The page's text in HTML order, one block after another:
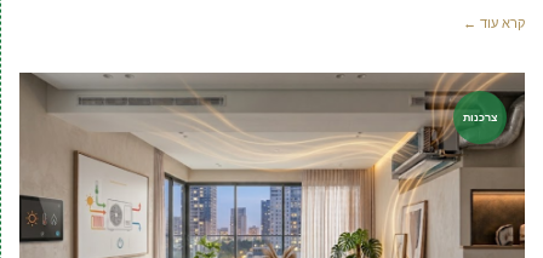
קרא עוד ←
צרכנות